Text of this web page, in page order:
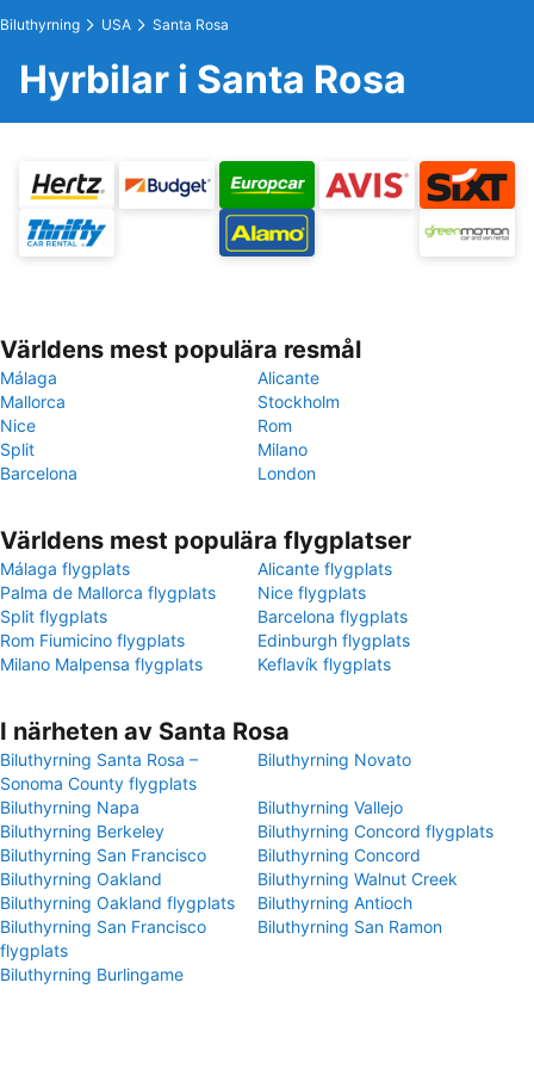
Biluthyrning USA Santa Rosa
Hyrbilar i Santa Rosa
Världens mest populära resmål
Málaga
Alicante
Mallorca
Stockholm
Nice
Rom
Split
Milano
Barcelona
London
Världens mest populära flygplatser
Málaga flygplats
Alicante flygplats
Palma de Mallorca flygplats
Nice flygplats
Split flygplats
Barcelona flygplats
Rom Fiumicino flygplats
Edinburgh flygplats
Milano Malpensa flygplats
Keflavík flygplats
I närheten av Santa Rosa
Biluthyrning Santa Rosa –
Sonoma County flygplats
Biluthyrning Novato
Biluthyrning Napa
Biluthyrning Vallejo
Biluthyrning Berkeley
Biluthyrning Concord flygplats
Biluthyrning San Francisco
Biluthyrning Concord
Biluthyrning Oakland
Biluthyrning Walnut Creek
Biluthyrning Oakland flygplats
Biluthyrning Antioch
Biluthyrning San Francisco
flygplats
Biluthyrning San Ramon
Biluthyrning Burlingame